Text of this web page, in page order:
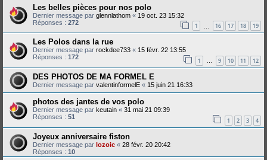
Les belles pièces pour nos polo
Dernier message par glennlathom « 19 oct. 23 15:32
Réponses : 272 1 16 17 18 19
Les Polos dans la rue
Dernier message par rockdee733 « 15 févr. 22 13:55
Réponses : 172 1 … 9 10 11 12
DES PHOTOS DE MA FORMEL E
Dernier message par valentinformelE « 15 juin 21 16:33
photos des jantes de vos polo
Dernier message par keutain « 31 mai 21 09:39
Réponses : 51 1 2 3 4
Joyeux anniversaire fiston
Dernier message par lozoic « 28 févr. 20 20:42
Réponses : 10